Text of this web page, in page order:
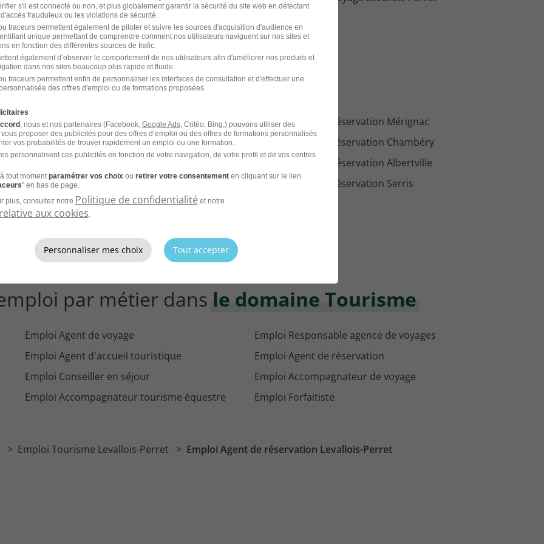
Levallois-Perret
pour le métier
d'autres villes
Emploi Agent de réservation Nice
Emploi Agent de réservation Mérignac
Emploi Agent de réservation Lille
Emploi Agent de réservation Chambéry
Emploi Agent de réservation Grimaud
Emploi Agent de réservation Albertville
Emploi Agent de réservation Saint-Jean-de-
Maurienne
Emploi Agent de réservation Serris
par ville
par métier dans le domaine Tourisme
Emploi Agent de voyage
Emploi Responsable agence de voyages
Emploi Agent d'accueil touristique
Emploi Agent de réservation
Emploi Conseiller en séjour
Emploi Accompagnateur de voyage
Emploi Accompagnateur tourisme équestre Emploi Forfaitiste
Emploi Tourisme Levallois-Perret Emploi Agent de réservation Levallois-Perret
s'il est connecté ou non, et plus globalement garantir la sécurité du site web en détectant
d'accès frauduleux ou les violations de sécurité.
traceurs permettent également de piloter et suivre les sources d'acquisition d'audience en
unique permettant de comprendre comment nos utilisateurs naviguent sur nos sites et
en fonction des différentes sources de trafic.
également d’observer le comportement de nos utilisateurs afin d'améliorer nos produits et
dans nos sites beaucoup plus rapide et fluide.
traceurs permettent enfin de personnaliser les interfaces de consultation et d'effectuer une
des offres d'emploi ou de formations proposées.
, nous et nos partenaires (Facebook, Google Ads, Critéo, Bing,) pouvons utiliser des
proposer des publicités pour des offres d’emploi ou des offres de formations personnalisés
vos probabilités de trouver rapidement un emploi ou une formation.
personnalisent ces publicités en fonction de votre navigation, de votre profil et de vos centres
tout momentparamétrer vos choixou retirer votre consentementen cliquant sur le lien
" en bas de page.
plus, consultez notre Politique de confidentialité et notre
aux cookies.
Personnaliser mes choix Tout accepter